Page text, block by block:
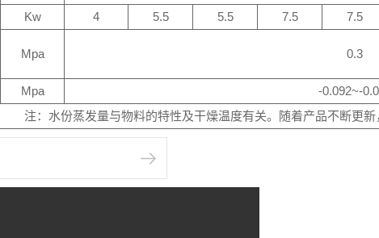
Kw 4 5.5 5.5 7.5
7.5
Mpa 0.3
Mpa
-0.092~-
注：水份蒸发量与物料的特性及干燥温度有关。随着产品不断更